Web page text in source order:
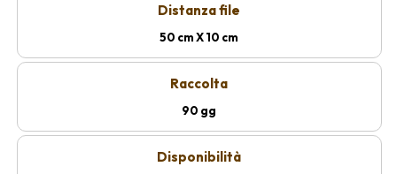
Distanza file
50 cm X 10 cm
Raccolta
90 gg
Disponibilità